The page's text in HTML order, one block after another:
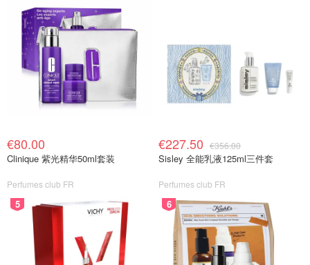
€80.00
Clinique 紫光精华50ml套装
Perfumes club FR
€227.50 €356.00
Sisley 全能乳液125ml三件套
Perfumes club FR
5 6